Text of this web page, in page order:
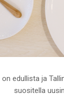
edullista ja
suositella